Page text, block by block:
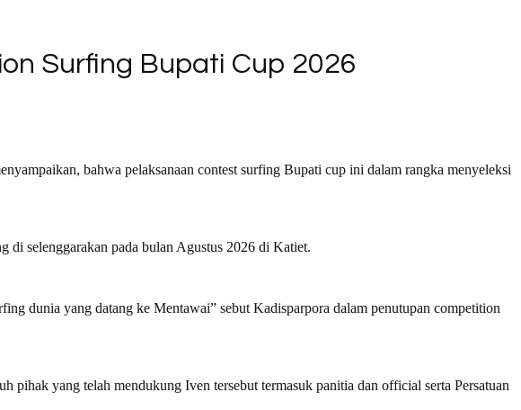
Surfing Bupati Cup 2026
bahwa pelaksanaan contest surfing Bupati cup ini dalam rangka menyeleksi
di selenggarakan pada bulan Agustus 2026 di Katiet.
dunia yang datang ke Mentawai” sebut Kadisparpora dalam penutupan competition
pihak yang telah mendukung Iven tersebut termasuk panitia dan official serta Persatuan